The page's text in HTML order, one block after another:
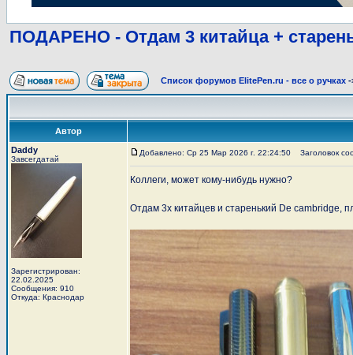
ПОДАРЕНО - Отдам 3 китайца +
Список форумов ElitePen.ru - все о ручках
Автор
Daddy
Завсегдатай
Зарегистрирован:
22.02.2025
Сообщения: 910
Откуда: Краснодар
Добавлено: Ср 25 Мар 2026 г. 22:24:50 Заголовок
Коллеги, может кому-нибудь нужно?
Отдам 3х китайцев и старенький De cambridge,